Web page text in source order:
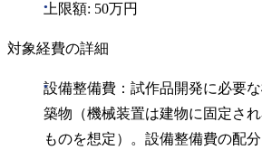
上限額: 50万円
対象経費の詳細
設備整備費：試作品開発に必要
築物（機械装置は建物に固定さ
ものを想定）。設備整備費の配分